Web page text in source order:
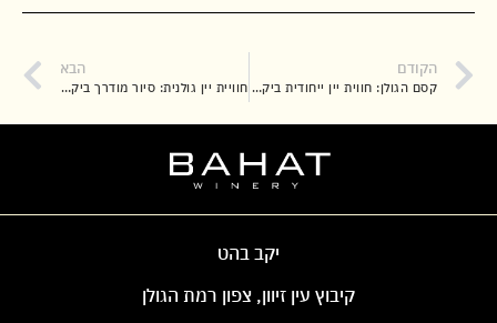
הקודם
קסם הגולן: חווית יין ייחודית ביקבים בצפון עם נוף עוצר נשימה
הבא
חוויית יין גולנית: סיור מודרך ביקב בוטיק, טעימות ליקרים ונוף עוצר נשימה
יקב בהט
קיבוץ עין זיוון, צפון רמת הגולן